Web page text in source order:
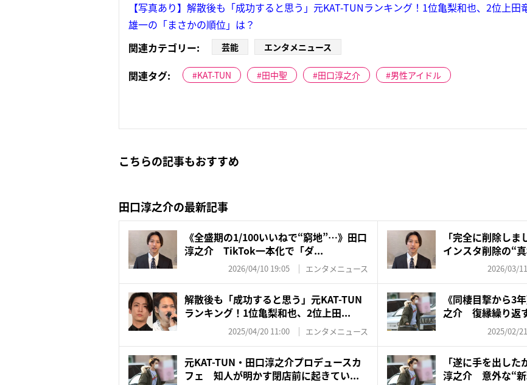
【写真あり】解散後も「成功すると思う」元KAT-TUNランキング！1位亀梨和也、2位上
雄一の「まさかの順位」は？
関連カテゴリー:
芸能 エンタメニュース
関連タグ: KAT-TUN 田中聖 田口淳之介 男性アイドル
こちらの記事もおすすめ
田口淳之介の最新記事
《全盛期の1/100いいねで“窮地”…》田口
淳之介 TikTok一本化で「ダ...
2026/04/10 19:05 エンタメニュース
「完全に削除し
インスタ削除の“
2026/03/
解散後も「成功すると思う」元KAT-TUN
ランキング！1位亀梨和也、2位上田...
2025/04/20 11:00 エンタメニュース
《同棲目撃から3
之介 復縁繰り返
2025/02/
元KAT-TUN・田口淳之介プロデュースカ
フェ 知人が明かす閉店前に起きてい...
「遂に手を出し
淳之介 意外な“